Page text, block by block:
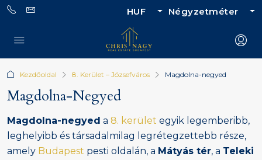
HUF Négyzetméter
Kezdőoldal 8. Kerület – Józsefváros Magdolna-negyed
Magdolna-Negyed
Magdolna-negyed a 8. kerület egyik legemberibb,
leghelyibb és társadalmilag legrétegzettebb része,
amely Budapest pesti oldalán, a Mátyás tér, a Teleki